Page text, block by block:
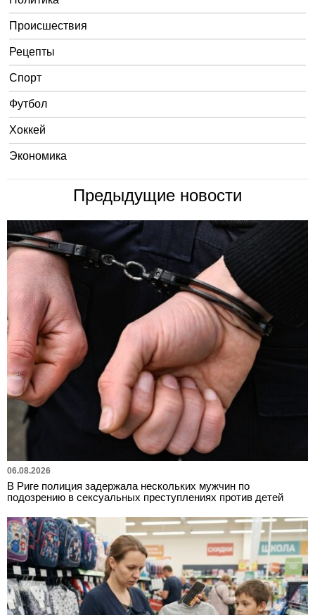
Происшествия
Рецепты
Спорт
Футбол
Хоккей
Экономика
Предыдущие новости
06.08.2026
В Риге полиция задержала нескольких мужчин по
подозрению в сексуальных преступлениях против детей